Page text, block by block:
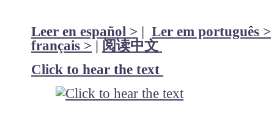
Leer en español > | Ler em português >
français > | 阅读中文
Click to hear the text